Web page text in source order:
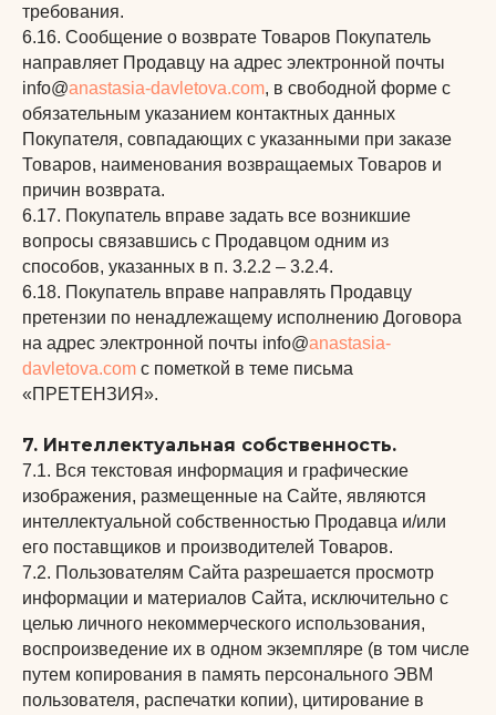
требования.
6.16. Сообщение о возврате Товаров Покупатель
направляет Продавцу на адрес электронной почты
info@anastasia-davletova.com, в свободной форме с
обязательным указанием контактных данных
Покупателя, совпадающих с указанными при заказе
Товаров, наименования возвращаемых Товаров и
причин возврата.
6.17. Покупатель вправе задать все возникшие
вопросы связавшись с Продавцом одним из
способов, указанных в п. 3.2.2 – 3.2.4.
6.18. Покупатель вправе направлять Продавцу
претензии по ненадлежащему исполнению Договора
на адрес электронной почты info@anastasia-
davletova.com с пометкой в теме письма
«ПРЕТЕНЗИЯ».
7. Интеллектуальная собственность.
7.1. Вся текстовая информация и графические
изображения, размещенные на Сайте, являются
интеллектуальной собственностью Продавца и/или
его поставщиков и производителей Товаров.
7.2. Пользователям Сайта разрешается просмотр
информации и материалов Сайта, исключительно с
целью личного некоммерческого использования,
воспроизведение их в одном экземпляре (в том числе
путем копирования в память персонального ЭВМ
пользователя, распечатки копии), цитирование в
Публичная оферта
Политика конфиденциальности
Возврат
Доставка и оплата
Разработка и дизайн сайта
*Meta признана экстремистской организацией на
ИП ДАВЛЕТОВА АНАСТАСИЯ РИМОВНА
ИНН 771873395806
Email:info@anastasia-davletova.com